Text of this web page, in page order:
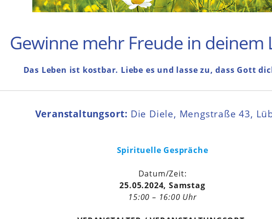
Gewinne mehr Freude in deinem
Das Leben ist kostbar. Liebe es und lasse zu, dass Gott
Veranstaltungsort: Die Diele, Mengstraße 43,
Spirituelle Gespräche
Datum/Zeit:
25.05.2024, Samstag
15:00 – 16:00 Uhr